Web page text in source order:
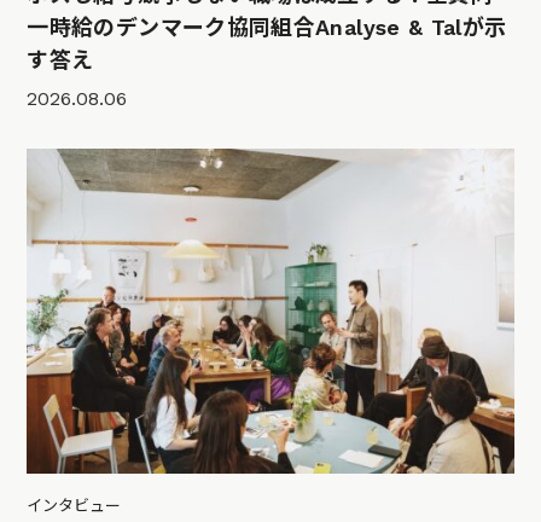
一時給のデンマーク協同組合Analyse & Talが示
す答え
2026.08.06
インタビュー